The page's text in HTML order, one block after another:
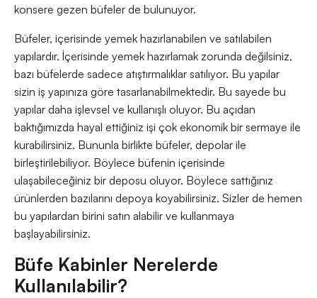
konsere gezen büfeler de bulunuyor.
Büfeler, içerisinde yemek hazırlanabilen ve satılabilen
yapılardır. İçerisinde yemek hazırlamak zorunda değilsiniz,
bazı büfelerde sadece atıştırmalıklar satılıyor. Bu yapılar
sizin iş yapınıza göre tasarlanabilmektedir. Bu sayede bu
yapılar daha işlevsel ve kullanışlı oluyor. Bu açıdan
baktığımızda hayal ettiğiniz işi çok ekonomik bir sermaye ile
kurabilirsiniz. Bununla birlikte büfeler, depolar ile
birleştirilebiliyor. Böylece büfenin içerisinde
ulaşabileceğiniz bir deposu oluyor. Böylece sattığınız
ürünlerden bazılarını depoya koyabilirsiniz. Sizler de hemen
bu yapılardan birini satın alabilir ve kullanmaya
başlayabilirsiniz.
Büfe Kabinler Nerelerde
Kullanılabilir?